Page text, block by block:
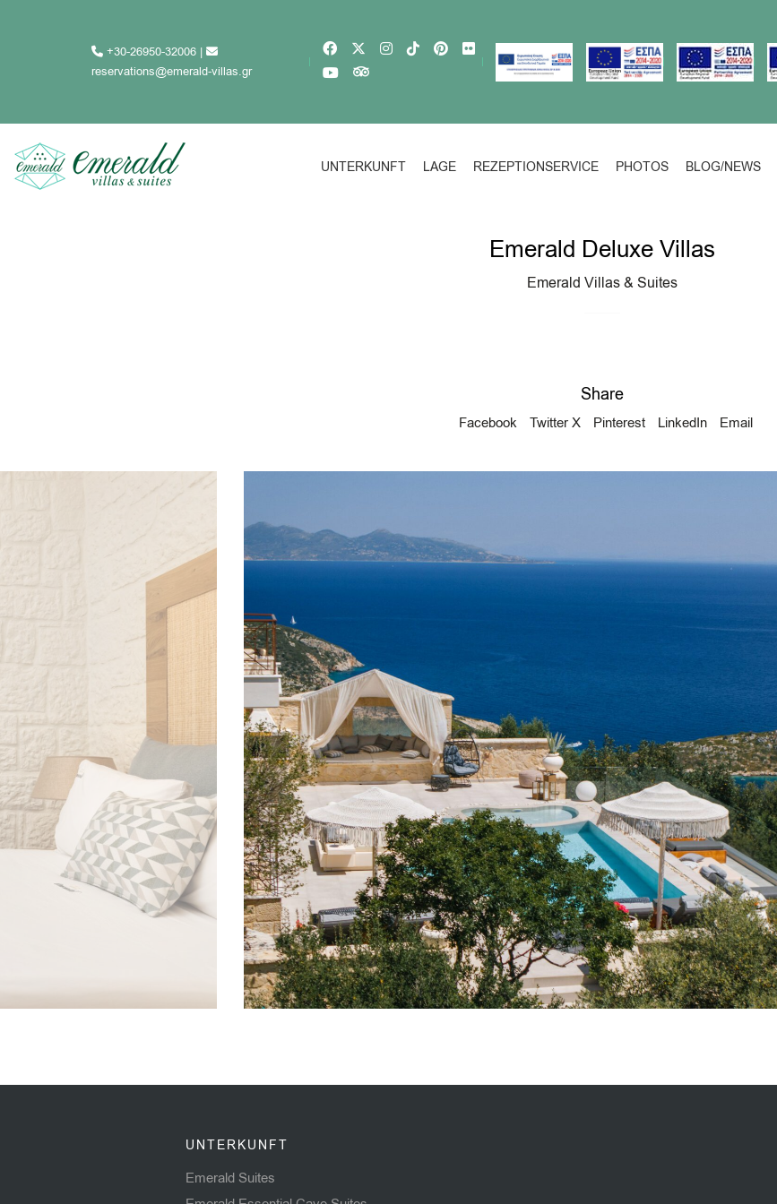
+30-26950-32006 |
reservations@emerald-villas.gr
UNTERKUNFT LAGE REZEPTIONSERVICE PHOTOS BLOG/NEWS
Emerald Deluxe Villas
Emerald Villas & Suites
Share
Facebook Twitter X Pinterest LinkedIn Email
UNTERKUNFT
Emerald Suites